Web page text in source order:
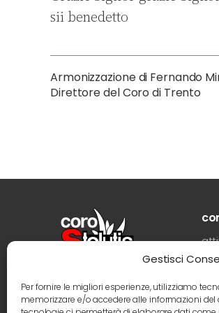
Gestisci
Per fornire le migliori esperienze, utilizziamo
memorizzare e/o accedere alle informazioni
sii benedetto
Armonizzazione di Fernando
Direttore del Coro di Trento